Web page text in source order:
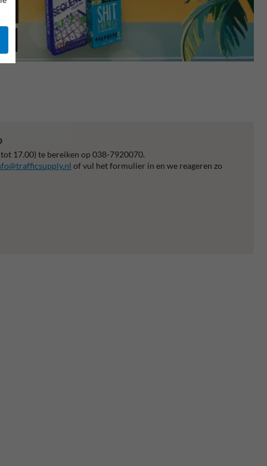
17.00) te bereiken op 038-7920070.
of vul het formulier in en we reageren zo